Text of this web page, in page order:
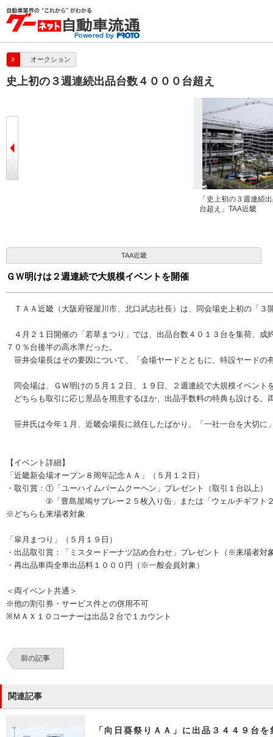
オークション
史上初の３週連続出品台数４０００台超え
「史上初の３週連続
台超え」TAA近畿
TAA近畿
ＧＷ明けは２週連続で大規模イベントを開催
ＴＡＡ近畿（大阪府寝屋川市、北口武志社長）は、同会場史上初の「３
４月２１日開催の「若草まつり」では、出品台数４０１３台を集荷、成
７０％台後半の高水準だった。
笹井会場長はその要因について、「会場ヤードとともに、特設ヤードの
同会場は、ＧＷ明けの５月１２日、１９日、２週連続で大規模イベント
どちらも取引に応じ景品を用意するほか、出品手数料の特典も設ける。
笹井氏は今年１月、近畿会場長に就任したばかり。「一社一台を大切に
【イベント詳細】
「近畿新会場オープン８周年記念ＡＡ」（５月１２日）
・取引賞：①「ユーハイムバームクーヘン」プレゼント（取引１台以上）
②「豊島屋鳩サブレー２５枚入り缶」または「ウェルチギフト２２
※どちらも来場者対象
「皐月まつり」（５月１９日）
・出品取引賞：「ミスタードーナツ詰め合わせ」プレゼント（※来場者対象
・再出品車両全車出品料１０００円（※一般会員対象）
＜両イベント共通＞
※他の割引券・サービス件との併用不可
※ＭＡＸ１０コーナーは出品２台で１カウント
前の記事
関連記事
「向日葵祭りＡＡ」に出品３４４９台を